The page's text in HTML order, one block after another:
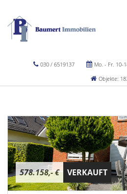
030 / 6519137 Mo. - Fr. 10-
Objekte:
578.158,- € VERKAUFT